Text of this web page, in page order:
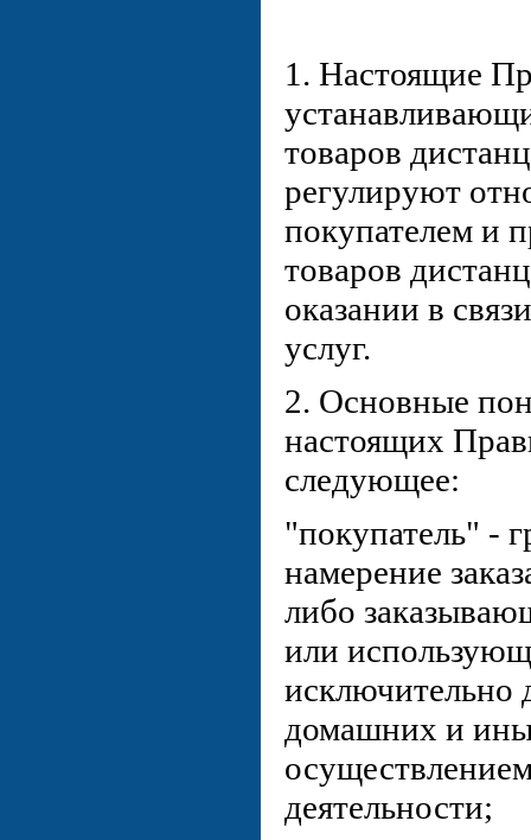
1. Настоящие
товаров
регулируют
покупателем и
товаров
оказании в
услуг.
2. Основные
настоящих
следующее:
"покупатель" -
намерение
либо
или
исключительно
домашних и
деятельности;